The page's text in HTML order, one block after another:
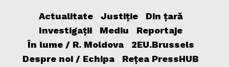
Actualitate Justiție
Din țară
Investigații
Mediu
Reportaje
În lume / R. Moldova
2EU.Brussels
Despre noi / Echipa
Rețea PressHUB